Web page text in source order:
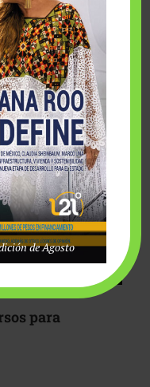
unieron
de una …
para
de Agosto